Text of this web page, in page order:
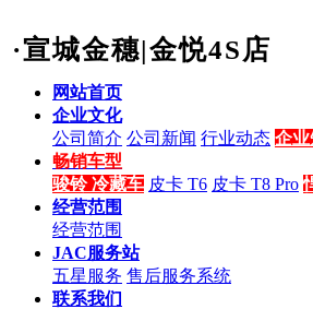
·宣城金穗|金悦4S店
网站首页
企业文化
公司简介 公司新闻 行业动态 企
畅销车型
骏铃 冷藏车 皮卡 T6 皮卡 T8 Pro
经营范围
经营范围
JAC服务站
五星服务 售后服务系统
联系我们